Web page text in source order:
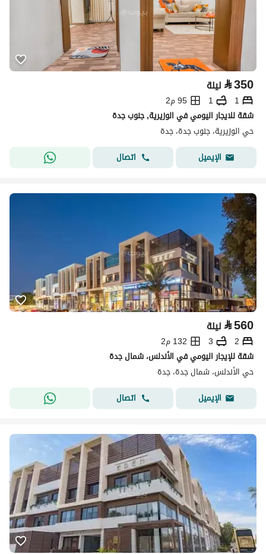
⃁350 ليلة
1
1
95 م2
شقة للايجار اليومي في الوزيرية, جنوب جدة
حي الوزيرية، جنوب جدة، جدة
الإيميل
اتصال
⃁560 ليلة
2
3
132 م2
شقة للإيجار اليومي في الأندلس، شمال جدة
حي الأندلس، شمال جدة، جدة
الإيميل
اتصال